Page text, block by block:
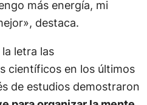
más energía, mi
destaca.
letra las
científicos en los últimos
de estudios demostraron